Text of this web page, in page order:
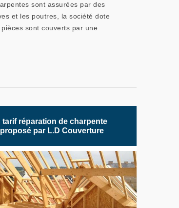
sont assurées par des
et les poutres, la société dote
sont couverts par une
tarif réparation de charpente
par L.D Couverture